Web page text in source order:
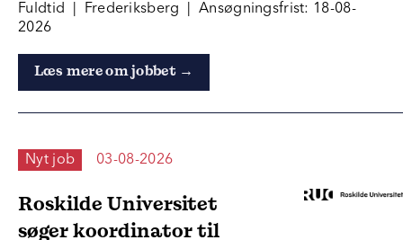
Fuldtid | Frederiksberg | Ansøgningsfrist: 18-08-
2026
Læs mere om jobbet →
Nyt job 03-08-2026
Roskilde Universitet
søger koordinator til